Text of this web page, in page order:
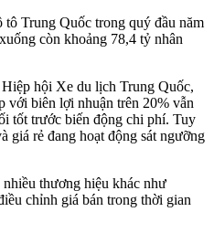
Trung Quốc trong quý đầu năm
còn khoảng 78,4 tỷ nhân
hội Xe du lịch Trung Quốc,
với biên lợi nhuận trên 20% vẫn
tốt trước biến động chi phí. Tuy
giá rẻ đang hoạt động sát ngưỡng
thương hiệu khác như
chỉnh giá bán trong thời gian